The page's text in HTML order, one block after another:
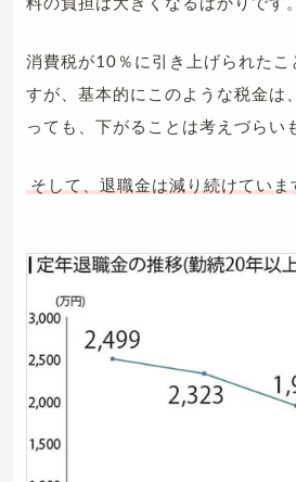
消費税が10％に引き上げられたこ
すが、基本的にこのような税金は
っても、下がることは考えづらい
そして、退職金は減り続けていま